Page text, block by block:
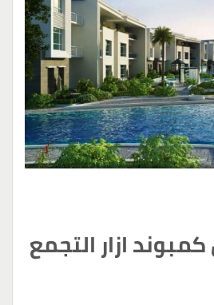
ازار التجمع